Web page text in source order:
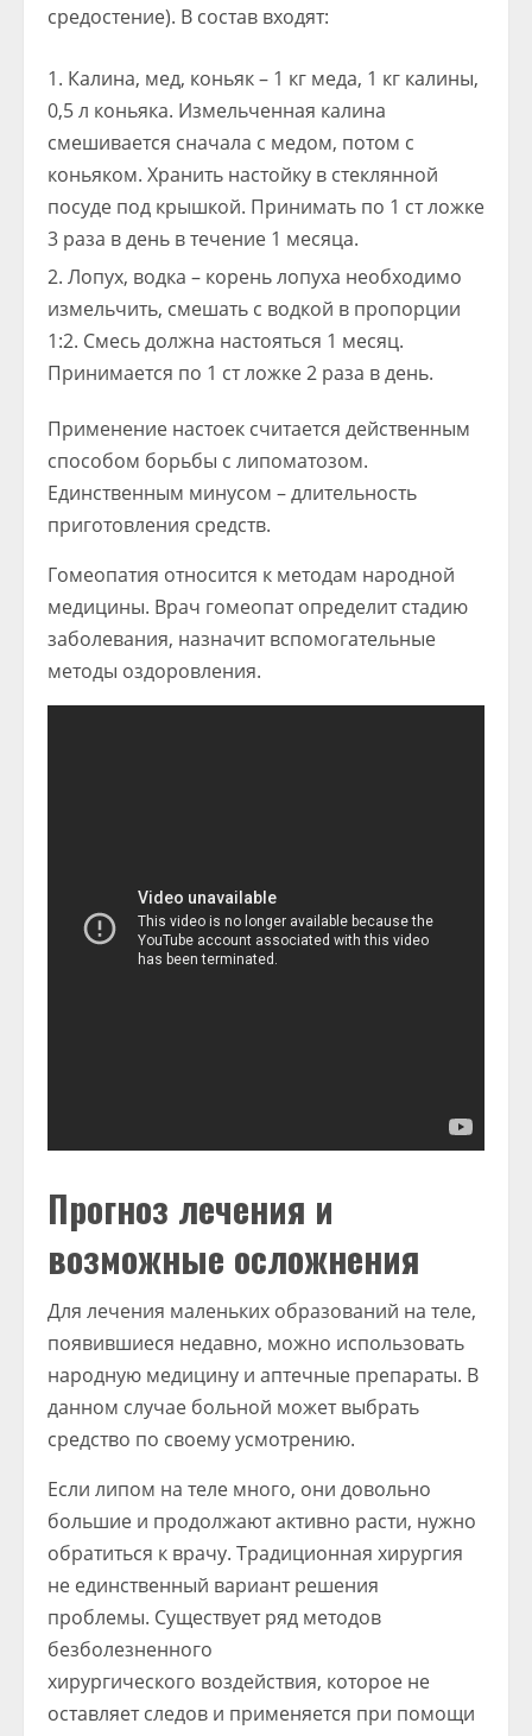
средостение). В состав входят:
Калина, мед, коньяк – 1 кг меда, 1 кг калины,
0,5 л коньяка. Измельченная калина
смешивается сначала с медом, потом с
коньяком. Хранить настойку в стеклянной
посуде под крышкой. Принимать по 1 ст ложке
3 раза в день в течение 1 месяца.
Лопух, водка – корень лопуха необходимо
измельчить, смешать с водкой в пропорции
1:2. Смесь должна настояться 1 месяц.
Принимается по 1 ст ложке 2 раза в день.
Применение настоек считается действенным
способом борьбы с липоматозом.
Единственным минусом – длительность
приготовления средств.
Гомеопатия относится к методам народной
медицины. Врач гомеопат определит стадию
заболевания, назначит вспомогательные
методы оздоровления.
Прогноз лечения и
возможные осложнения
Для лечения маленьких образований на теле,
появившиеся недавно, можно использовать
народную медицину и аптечные препараты. В
данном случае больной может выбрать
средство по своему усмотрению.
Если липом на теле много, они довольно
большие и продолжают активно расти, нужно
обратиться к врачу. Традиционная хирургия
не единственный вариант решения
проблемы. Существует ряд методов
безболезненного
хирургического воздействия, которое не
оставляет следов и применяется при помощи